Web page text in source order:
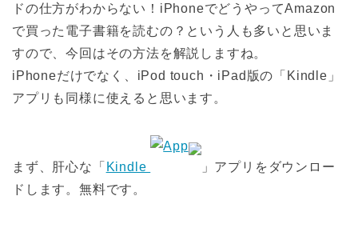
ドの仕方がわからない！iPhoneでどうやってAmazon
で買った電子書籍を読むの？という人も多いと思いま
すので、今回はその方法を解説しますね。
iPhoneだけでなく、iPod touch・iPad版の「Kindle」
アプリも同様に使えると思います。
まず、肝心な「 Kindle
」アプリをダウンロー
ドします。無料です。